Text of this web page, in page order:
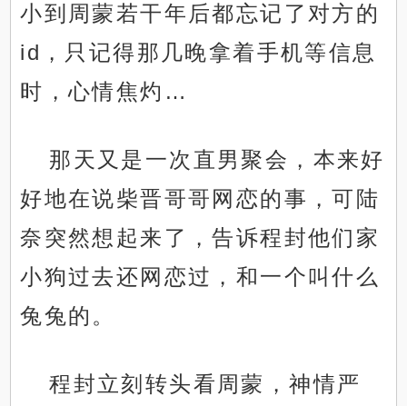
小到周蒙若干年后都忘记了对方的
id，只记得那几晚拿着手机等信息
时，心情焦灼…
那天又是一次直男聚会，本来好
好地在说柴晋哥哥网恋的事，可陆
奈突然想起来了，告诉程封他们家
小狗过去还网恋过，和一个叫什么
兔兔的。
程封立刻转头看周蒙，神情严